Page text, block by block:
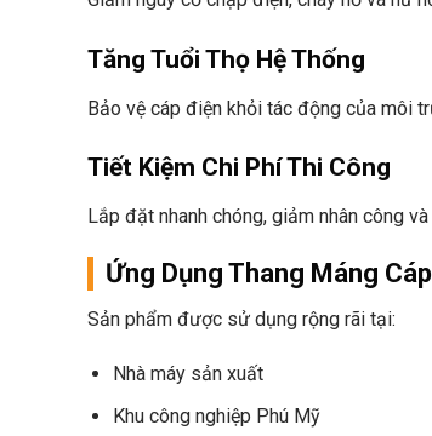
Tăng Tuổi Thọ Hệ Thống
Bảo vệ cáp điện khỏi tác động của môi
Tiết Kiệm Chi Phí Thi Công
Lắp đặt nhanh chóng, giảm nhân công
Ứng Dụng Thang Máng
Sản phẩm được sử dụng rộng rãi tại:
Nhà máy sản xuất
Khu công nghiệp Phú Mỹ